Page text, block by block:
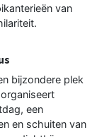
van
bijzondere plek
een
en schuiten van